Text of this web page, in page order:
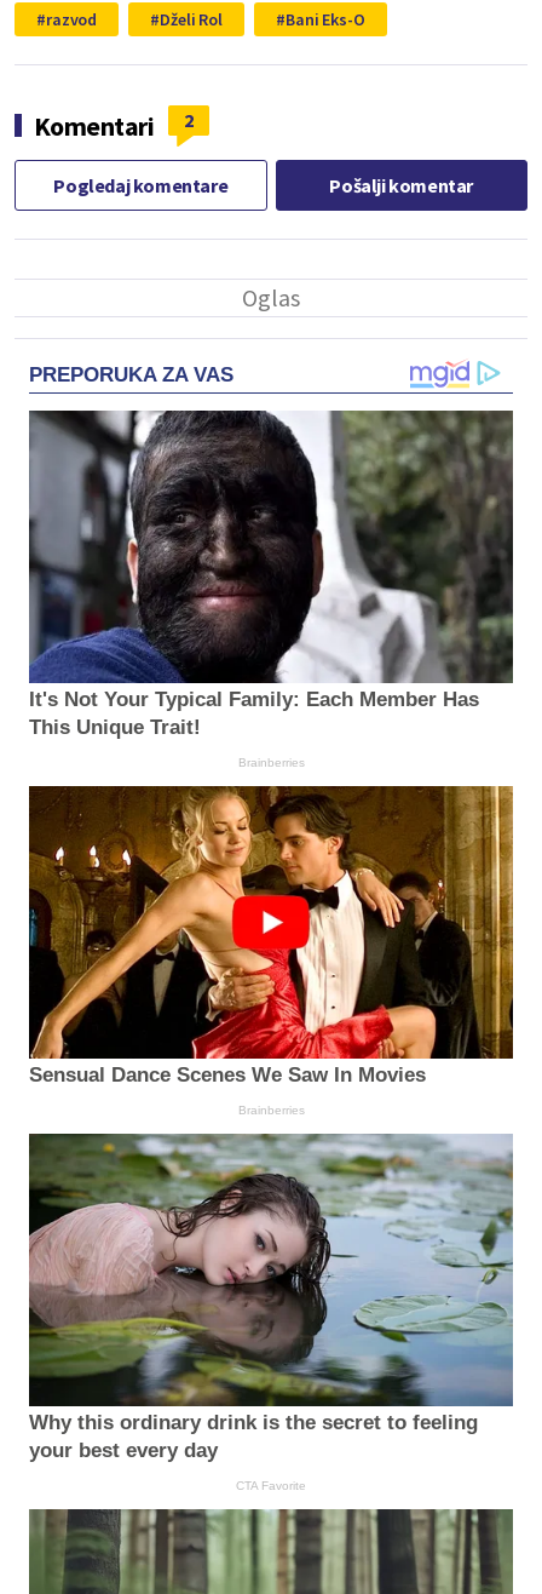
razvod Dželi Rol Bani Eks-O
Komentari 2
Pogledaj komentare Pošalji komentar
PREPORUKA ZA VAS
It's Not Your Typical Family: Each Member Has
This Unique Trait!
Brainberries
Sensual Dance Scenes We Saw In Movies
Brainberries
Why this ordinary drink is the secret to feeling
your best every day
CTA Favorite